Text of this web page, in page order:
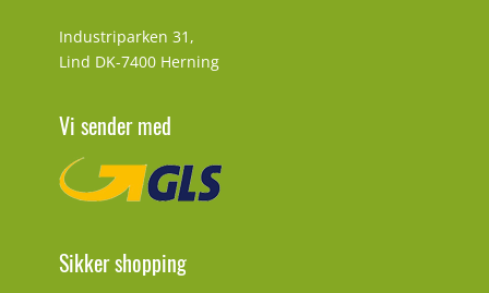
Industriparken 31,
Lind DK-7400 Herning
Vi sender med
Sikker shopping